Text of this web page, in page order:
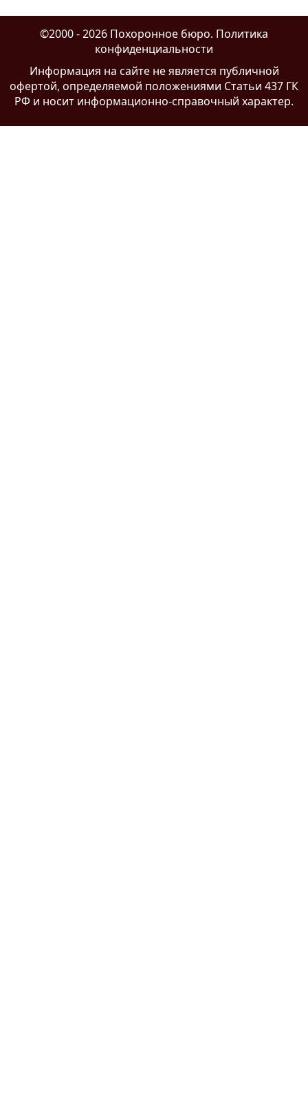
©2000 - 2026 Похоронное бюро. Политика
конфиденциальности
Информация на сайте не является публичной
офертой, определяемой положениями Статьи 437 ГК
РФ и носит информационно-справочный характер.